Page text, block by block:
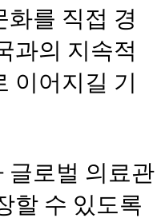
화를 직접 경
과의 지속적
이어지길 기
글로벌 의료관
할 수 있도록